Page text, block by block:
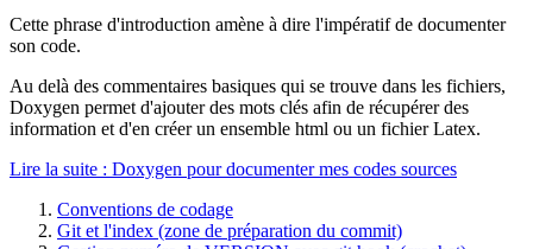
Cette phrase d'introduction amène à dire l'impératif de documenter
son code.
Au delà des commentaires basiques qui se trouve dans les fichiers,
Doxygen permet d'ajouter des mots clés afin de récupérer des
information et d'en créer un ensemble html ou un fichier Latex.
Lire la suite : Doxygen pour documenter mes codes sources
Conventions de codage
Git et l'index (zone de préparation du commit)